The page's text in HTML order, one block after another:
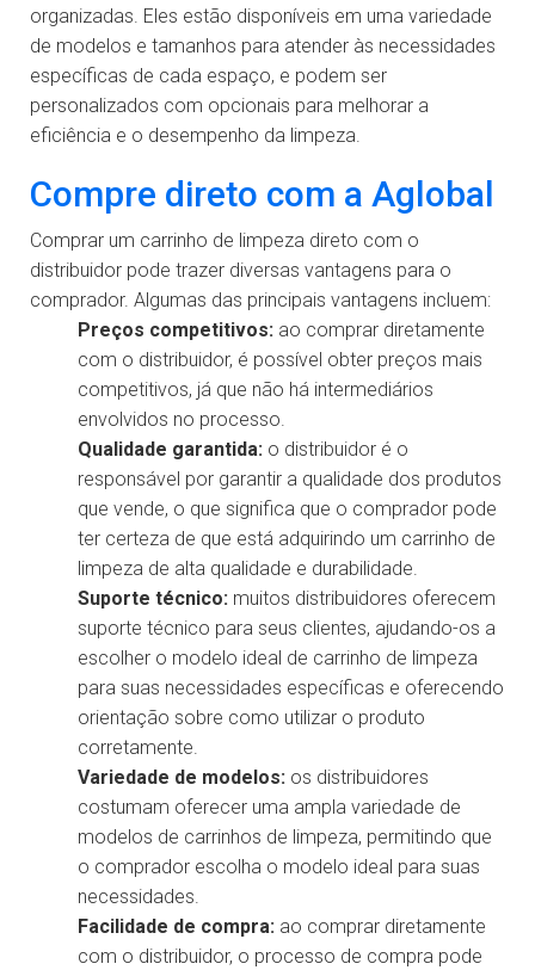
organizadas. Eles estão disponíveis em uma variedade
de modelos e tamanhos para atender às necessidades
específicas de cada espaço, e podem ser
personalizados com opcionais para melhorar a
eficiência e o desempenho da limpeza.
Compre direto com a Aglobal
Comprar um carrinho de limpeza direto com o
distribuidor pode trazer diversas vantagens para o
comprador. Algumas das principais vantagens incluem:
Preços competitivos: ao comprar diretamente
com o distribuidor, é possível obter preços mais
competitivos, já que não há intermediários
envolvidos no processo.
Qualidade garantida: o distribuidor é o
responsável por garantir a qualidade dos produtos
que vende, o que significa que o comprador pode
ter certeza de que está adquirindo um carrinho de
limpeza de alta qualidade e durabilidade.
Suporte técnico: muitos distribuidores oferecem
suporte técnico para seus clientes, ajudando-os a
escolher o modelo ideal de carrinho de limpeza
para suas necessidades específicas e oferecendo
orientação sobre como utilizar o produto
corretamente.
Variedade de modelos: os distribuidores
costumam oferecer uma ampla variedade de
modelos de carrinhos de limpeza, permitindo que
o comprador escolha o modelo ideal para suas
necessidades.
Facilidade de compra: ao comprar diretamente
com o distribuidor, o processo de compra pode